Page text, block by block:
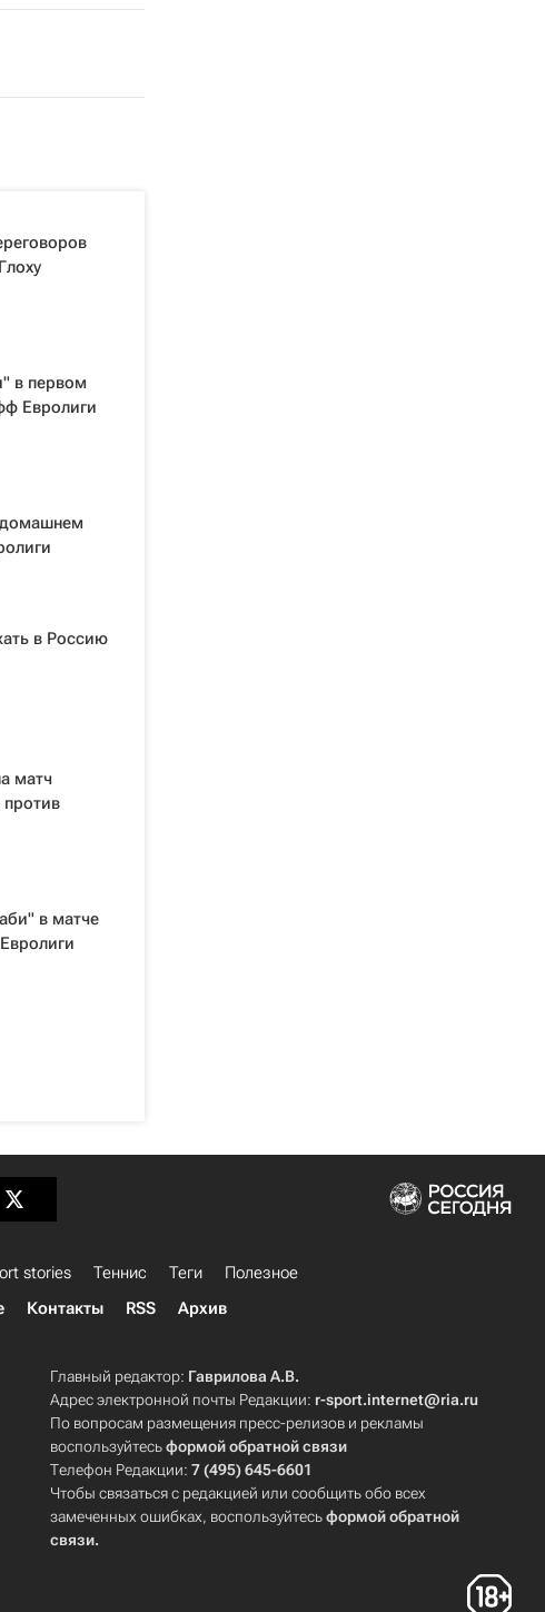
в первом
Евролиги
в Россию
матч
в матче
stories Теннис Теги
Полезное
Контакты RSS Архив
Главный редактор: Гаврилова А.В.
Адрес электронной почты Редакции: r-sport.internet@ria.ru
По вопросам размещения пресс-релизов и рекламы
воспользуйтесьформой обратной связи
Телефон Редакции:7 (495) 645-6601
Чтобы связаться с редакцией или сообщить обо всех
замеченных ошибках, воспользуйтесьформой обратной
связи.